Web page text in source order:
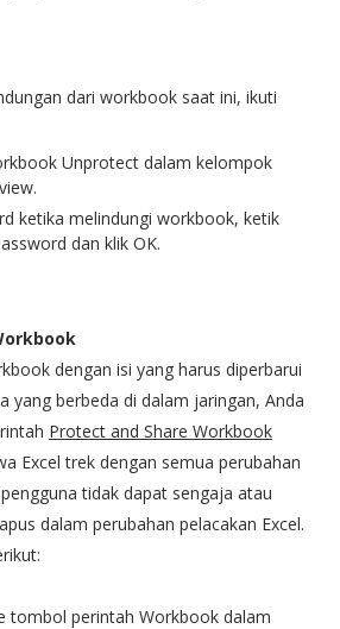
dari workbook saat ini, ikuti
Unprotect dalam kelompok
ketika melindungi workbook, ketik
dan klik OK.
dengan isi yang harus diperbarui
yang berbeda di dalam jaringan, Anda
Protect and Share Workbook
Excel trek dengan semua perubahan
tidak dapat sengaja atau
dalam perubahan pelacakan Excel.
tombol perintah Workbook dalam